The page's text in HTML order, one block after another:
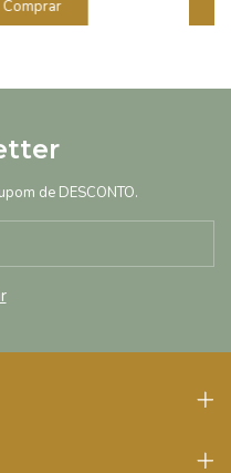
de DESCONTO.